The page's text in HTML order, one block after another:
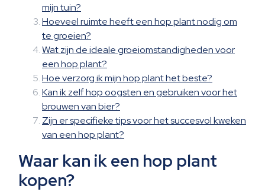
mijn tuin?
Hoeveel ruimte heeft een hop plant nodig om
te groeien?
Wat zijn de ideale groeiomstandigheden voor
een hop plant?
Hoe verzorg ik mijn hop plant het beste?
Kan ik zelf hop oogsten en gebruiken voor het
brouwen van bier?
Zijn er specifieke tips voor het succesvol kweken
van een hop plant?
Waar kan ik een hop plant
kopen?